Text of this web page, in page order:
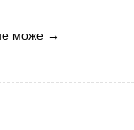
може →